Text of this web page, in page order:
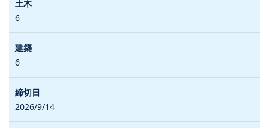
6
6
2026/9/14